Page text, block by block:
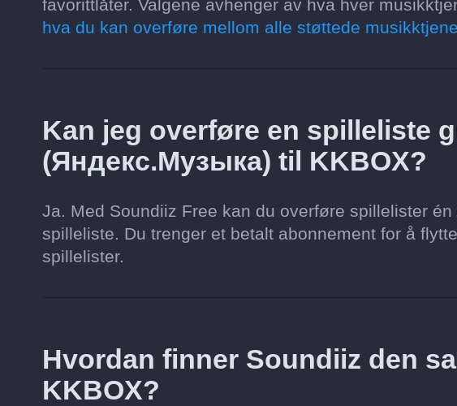
favorittlåter. Valgene avhenger av hva hver
hva du kan overføre mellom alle støttede
Kan jeg overføre en spilleliste
(Яндекс.Музыка) til KKBOX?
Ja. Med Soundiiz Free kan du overføre spillelister
spilleliste. Du trenger et betalt abonnement for å
spillelister.
Hvordan finner Soundiiz den
KKBOX?